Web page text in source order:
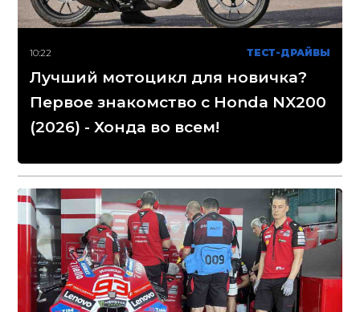
10:22 ТЕСТ-ДРАЙВЫ
Лучший мотоцикл для новичка?
Первое знакомство с Honda NX200
(2026) - Хонда во всем!